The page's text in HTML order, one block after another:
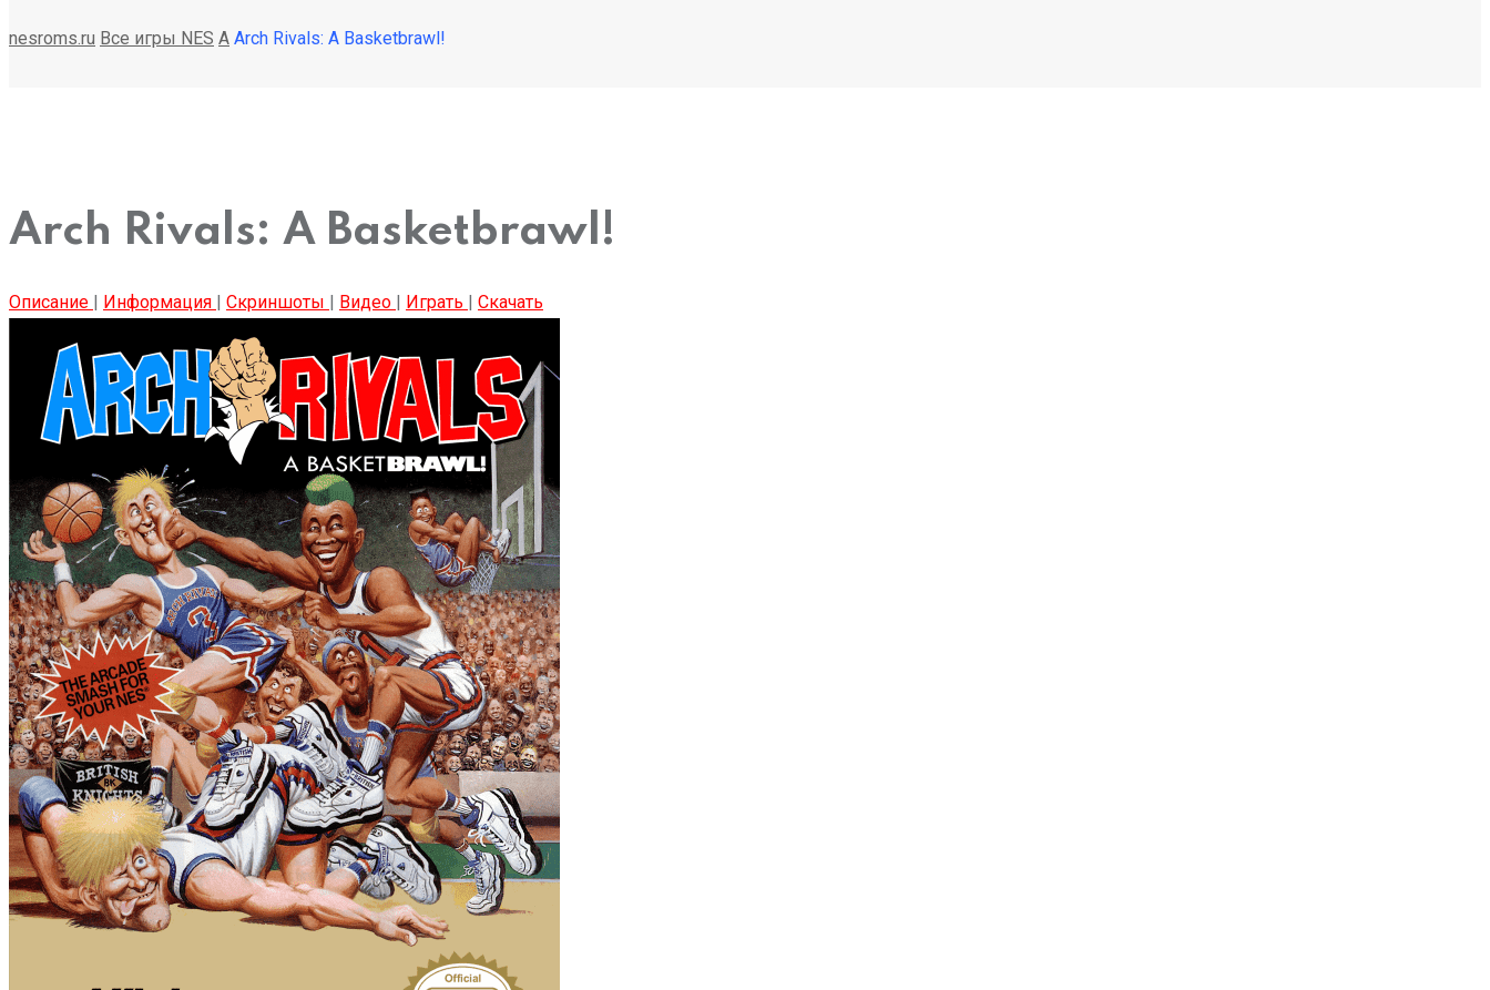
nesroms.ru Все игры NES A Arch Rivals: A Basketbrawl!
Arch Rivals: A Basketbrawl!
Описание | Информация | Скриншоты | Видео | Играть | Скачать